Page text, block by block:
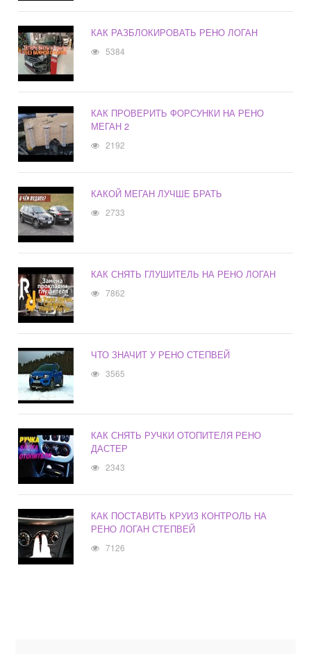
КАК РАЗБЛОКИРОВАТЬ РЕНО ЛОГАН
5384
КАК ПРОВЕРИТЬ ФОРСУНКИ НА РЕНО
МЕГАН 2
2192
КАКОЙ МЕГАН ЛУЧШЕ БРАТЬ
2733
КАК СНЯТЬ ГЛУШИТЕЛЬ НА РЕНО ЛОГАН
7862
ЧТО ЗНАЧИТ У РЕНО СТЕПВЕЙ
3565
КАК СНЯТЬ РУЧКИ ОТОПИТЕЛЯ РЕНО
ДАСТЕР
2343
КАК ПОСТАВИТЬ КРУИЗ КОНТРОЛЬ НА
РЕНО ЛОГАН СТЕПВЕЙ
7126